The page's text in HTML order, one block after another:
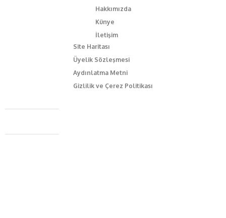
Hakkımızda
Künye
İletişim
Site Haritası
Üyelik Sözleşmesi
Aydınlatma Metni
Gizlilik ve Çerez Politikası
Caferağa Mah. Dr. Şakir Paşa Sok. No3/A Kadıköy İstanbul
+90 543 345 46 00